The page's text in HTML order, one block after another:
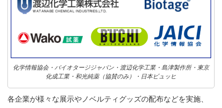
化学情報協会・バイオタージジャパン・渡辺化学工業・島津製作所・東京
化成工業・和光純薬（協賛のみ）・日本ビュッヒ
各企業が様々な展示やノベルティグッズの配布などを実施、